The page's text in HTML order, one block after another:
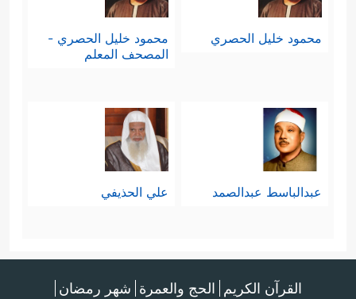
محمود خليل الحصري
محمود خليل الحصري -
المصحف المعلم
عبدالباسط عبدالصمد علي الحذيفي
القرآن الكريم الحج والعمرة شهر رمضان